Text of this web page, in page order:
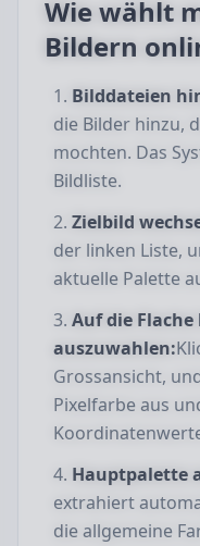
Wie wählt
Bildern
Bilddateien
die Bilder hinzu,
mochten. Das
Bildliste.
Zielbild
der linken Liste,
aktuelle Palette
Auf die
auszuwahlen:
Grossansicht,
Pixelfarbe aus
Hauptpalette
extrahiert
die allgemeine